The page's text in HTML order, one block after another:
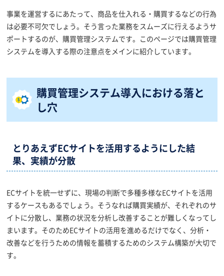
事業を運営するにあたって、商品を仕入れる・購買するなどの行為
は必要不可欠でしょう。そう言った業務をスムーズに行えるようサ
ポートするのが、購買管理システムです。このページでは購買管理
システムを導入する際の注意点をメインに紹介しています。
購買管理システム導入における落と
し穴
とりあえずECサイトを活用するようにした結
果、実績が分散
ECサイトを統一せずに、現場の判断で多種多様なECサイトを活用
するケースもあるでしょう。そうなれば購買実績が、それぞれのサ
イトに分散し、業務の状況を分析し改善することが難しくなってし
まいます。そのためECサイトの活用を進めるだけでなく、分析・
改善などを行うための情報を蓄積するためのシステム構築が大切で
す。